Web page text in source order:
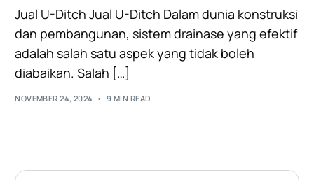
Jual U-Ditch Jual U-Ditch Dalam dunia konstruksi
dan pembangunan, sistem drainase yang efektif
adalah salah satu aspek yang tidak boleh
diabaikan. Salah […]
NOVEMBER 24, 2024 9 MIN READ